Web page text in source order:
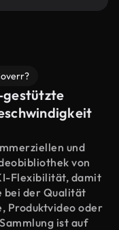
gestützte
und
von
Flexibilität, damit
bei der Qualität
Produktvideo oder
ist auf